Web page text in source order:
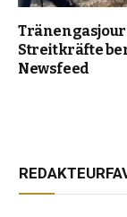
Streitkräfte
Newsfeed